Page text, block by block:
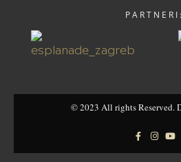
PARTNERI:
© 2023 All rights Reserved.